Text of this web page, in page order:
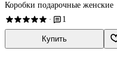
Коробки подарочные женские
· 1
Купить